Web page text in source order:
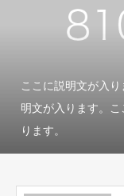
ここに説明文が入
明文が入ります。
ります。